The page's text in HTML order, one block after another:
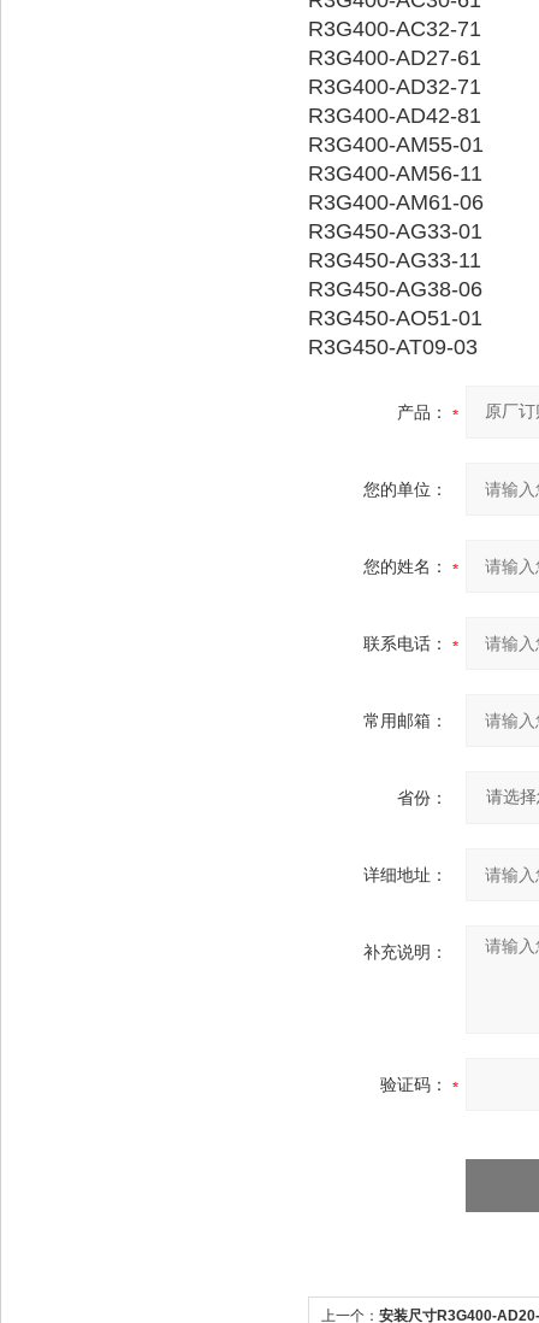
R3G400-AC32-71
R3G400-AD27-61
R3G400-AD32-71
R3G400-AD42-81
R3G400-AM55-01
R3G400-AM56-11
R3G400-AM61-06
R3G450-AG33-01
R3G450-AG33-11
R3G450-AG38-06
R3G450-AO51-01
R3G450-AT09-03
产品：
您的单位：
您的姓名：
联系电话：
常用邮箱：
省份：
详细地址：
补充说明：
验证码：
上一个： 安装尺寸R3G400-